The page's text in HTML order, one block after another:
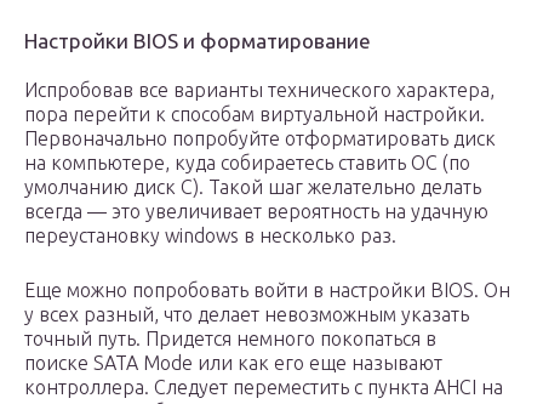
Настройки BIOS и форматирование
Испробовав все варианты технического характера,
пора перейти к способам виртуальной настройки.
Первоначально попробуйте отформатировать диск
на компьютере, куда собираетесь ставить ОС (по
умолчанию диск С). Такой шаг желательно делать
всегда — это увеличивает вероятность на удачную
переустановку windows в несколько раз.
Еще можно попробовать войти в настройки BIOS. Он
у всех разный, что делает невозможным указать
точный путь. Придется немного покопаться в
поиске SATA Mode или как его еще называют
контроллера. Следует переместить с пункта AHCI на